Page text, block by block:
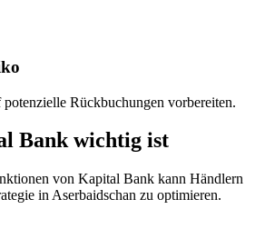
Rückbuchungen vorbereiten.
Bank wichtig ist
von Kapital Bank kann Händlern
in Aserbaidschan zu optimieren.